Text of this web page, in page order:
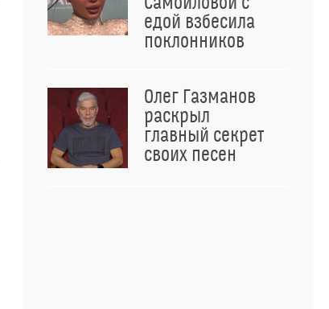
едой взбесила
поклонников
Олег Газманов
раскрыл
главный секрет
своих песен